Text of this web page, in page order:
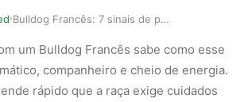
› Bulldog Francês: 7 sinais de problemas respirat…
um Bulldog Francês sabe como esse
companheiro e cheio de energia.
rápido que a raça exige cuidados